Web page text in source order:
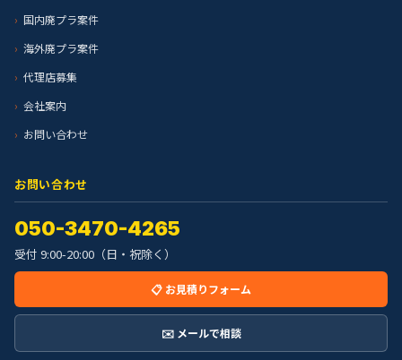
国内廃プラ案件
海外廃プラ案件
代理店募集
会社案内
お問い合わせ
お問い合わせ
050-3470-4265
受付 9:00-20:00（日・祝除く）
📋 お見積りフォーム
✉️ メールで相談